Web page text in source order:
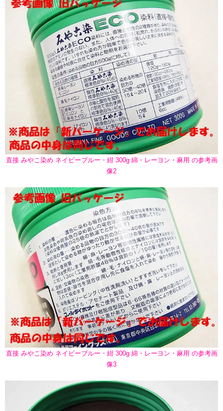
直接 みやこ染め ネイビーブルー・紺 300g 綿・レーヨン・麻用 の参考画
像2
直接 みやこ染め ネイビーブルー・紺 300g 綿・レーヨン・麻用 の参考画
像3